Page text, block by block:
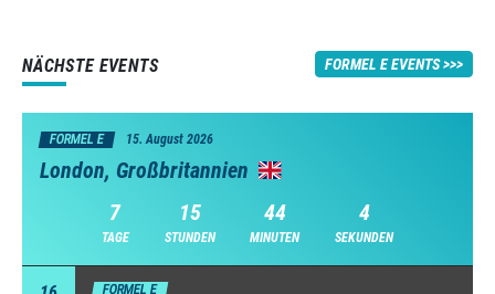
NÄCHSTE EVENTS FORMEL E EVENTS
FORMEL E 15. August 2026
London, Großbritannien
7
TAGE
15
STUNDEN
44
MINUTEN
2
SEKUNDEN
FORMEL E